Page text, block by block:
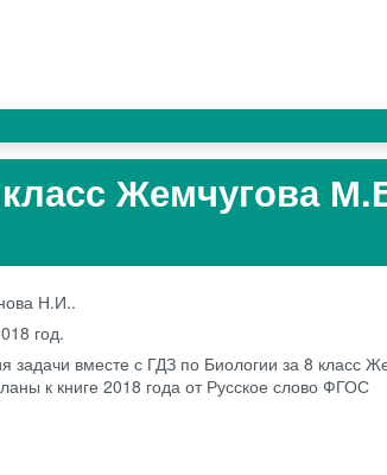
Жемчугова
Н.И..
год.
задачи вместе с ГДЗ по Биологии за 8 класс
к книге 2018 года от Русское слово ФГОС